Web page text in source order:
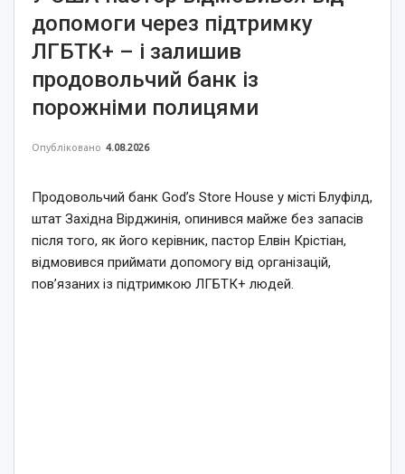
допомоги через підтримку
ЛГБТК+ – і залишив
продовольчий банк із
порожніми полицями
Опубліковано 4.08.2026
Продовольчий банк God’s Store House у місті Блуфілд,
штат Західна Вірджинія, опинився майже без запасів
після того, як його керівник, пастор Елвін Крістіан,
відмовився приймати допомогу від організацій,
пов’язаних із підтримкою ЛГБТК+ людей.